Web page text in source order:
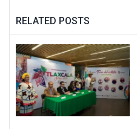
RELATED POSTS